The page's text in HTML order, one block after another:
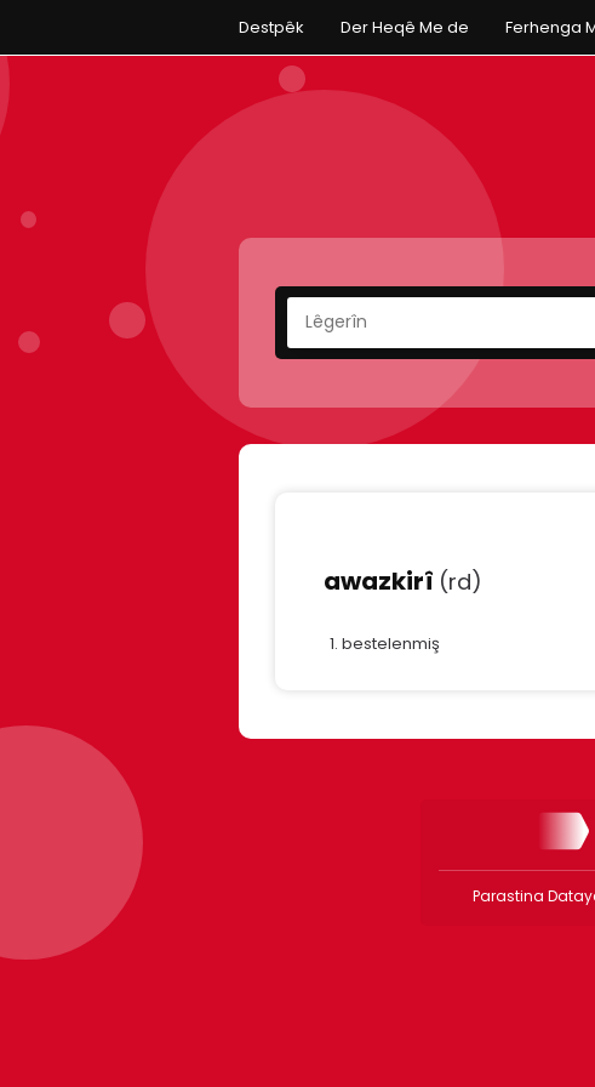
Destpêk Der Heqê Me de Ferhenga
awazkirî (rd)
bestelenmiş
Parastina